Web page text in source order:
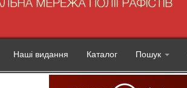
Наші видання Каталог Пошук